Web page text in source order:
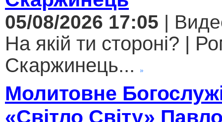
05/08/2026 17:05 |
На якій ти стороні? |
Скаржинець...
Молитовне
«Світло Світу»